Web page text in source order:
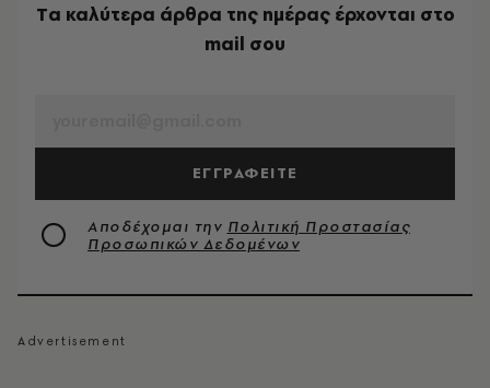
Tα καλύτερα άρθρα της ημέρας έρχονται στο
mail σου
ΕΓΓΡΑΦΕΙΤΕ
Αποδέχομαι την Πολιτική Προστασίας
Προσωπικών Δεδομένων